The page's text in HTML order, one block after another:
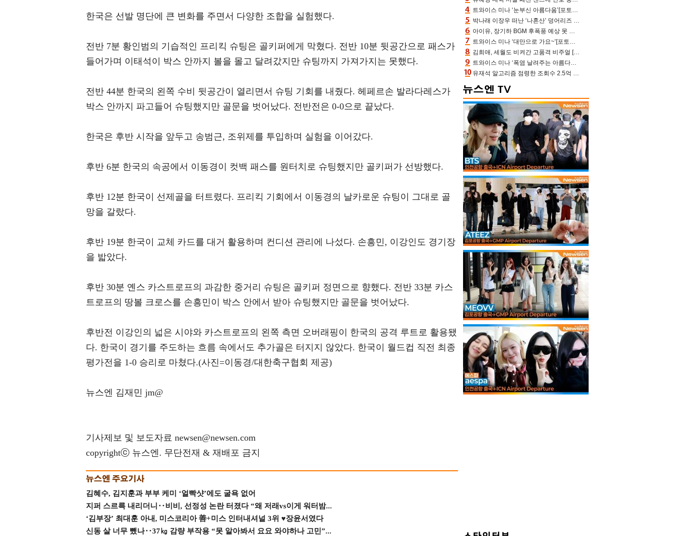
한국은 선발 명단에 큰 변화를 주면서 다양한 조합을 실험했다.
전반 7분 황인범의 기습적인 프리킥 슈팅은 골키퍼에게 막혔다. 전반 10분 뒷공간으로 패스가
들어가며 이태석이 박스 안까지 볼을 몰고 달려갔지만 슈팅까지 가져가지는 못했다.
전반 44분 한국의 왼쪽 수비 뒷공간이 열리면서 슈팅 기회를 내줬다. 헤페르손 발라다레스가
박스 안까지 파고들어 슈팅했지만 골문을 벗어났다. 전반전은 0-0으로 끝났다.
한국은 후반 시작을 앞두고 송범근, 조위제를 투입하며 실험을 이어갔다.
후반 6분 한국의 속공에서 이동경이 컷백 패스를 원터치로 슈팅했지만 골키퍼가 선방했다.
후반 12분 한국이 선제골을 터트렸다. 프리킥 기회에서 이동경의 날카로운 슈팅이 그대로 골
망을 갈랐다.
후반 19분 한국이 교체 카드를 대거 활용하며 컨디션 관리에 나섰다. 손흥민, 이강인도 경기장
을 밟았다.
후반 30분 옌스 카스트로프의 과감한 중거리 슈팅은 골키퍼 정면으로 향했다. 전반 33분 카스
트로프의 땅볼 크로스를 손흥민이 박스 안에서 받아 슈팅했지만 골문을 벗어났다.
후반전 이강인의 넓은 시야와 카스트로프의 왼쪽 측면 오버래핑이 한국의 공격 루트로 활용됐
다. 한국이 경기를 주도하는 흐름 속에서도 추가골은 터지지 않았다. 한국이 월드컵 직전 최종
평가전을 1-0 승리로 마쳤다.(사진=이동경/대한축구협회 제공)
뉴스엔 김재민 jm@
기사제보 및 보도자료 newsen@newsen.com
copyrightⓒ 뉴스엔. 무단전재 & 재배포 금지
김혜수, 김지훈과 부부 케미 ‘얼빡샷’에도 굴욕 없어
지퍼 스르륵 내리더니‥비비, 선정성 논란 터졌다 “왜 저래vs이게 워터밤...
‘김부장’ 최대훈 아내, 미스코리아 善+미스 인터내셔널 3위 ♥장윤서였다
신동 살 너무 뺐나‥37㎏ 감량 부작용 “못 알아봐서 요요 와야하나 고민”...
트와이스 미나 ‘눈부신 아름다움’[포토엔HD]
박나래 이장우 떠난 ‘나혼산’ 덩어리즈 왔다, 1인 1케이크에 팜유 전현무 충격[어제TV]
아이유, 장기하 BGM 후폭풍 예상 못 했나‥삭제 오보→윤가이까지 엮여 시끌
트와이스 미나 ‘대만으로 가요~’[포토엔HD]
김희애, 세월도 비켜간 고품격 비주얼 [포토엔HD]
트와이스 미나 ‘폭염 날려주는 아름다움’[포토엔HD]
유재석 알고리즘 점령한 조회수 2.5억 신박한 다비치, 강민경 덩달아 긴장(해투)